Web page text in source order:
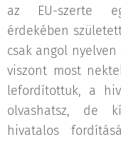
az EU-szerte
érdekében
csak angol
viszont most
lefordítottuk, a
olvashatsz, de
hivatalos